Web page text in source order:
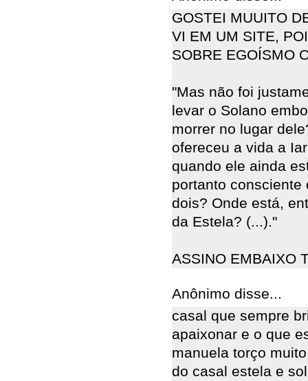
GOSTEI MUUITO
VI EM UM SITE,
SOBRE EGOÍSMO
"Mas não foi
levar o Solano
morrer no lugar
ofereceu a vida a
quando ele ainda
portanto
dois? Onde está,
da Estela? (...)."
ASSINO EMBAIXO
Anônimo disse...
casal que sempre
apaixonar e o que
manuela torço
do casal estela e